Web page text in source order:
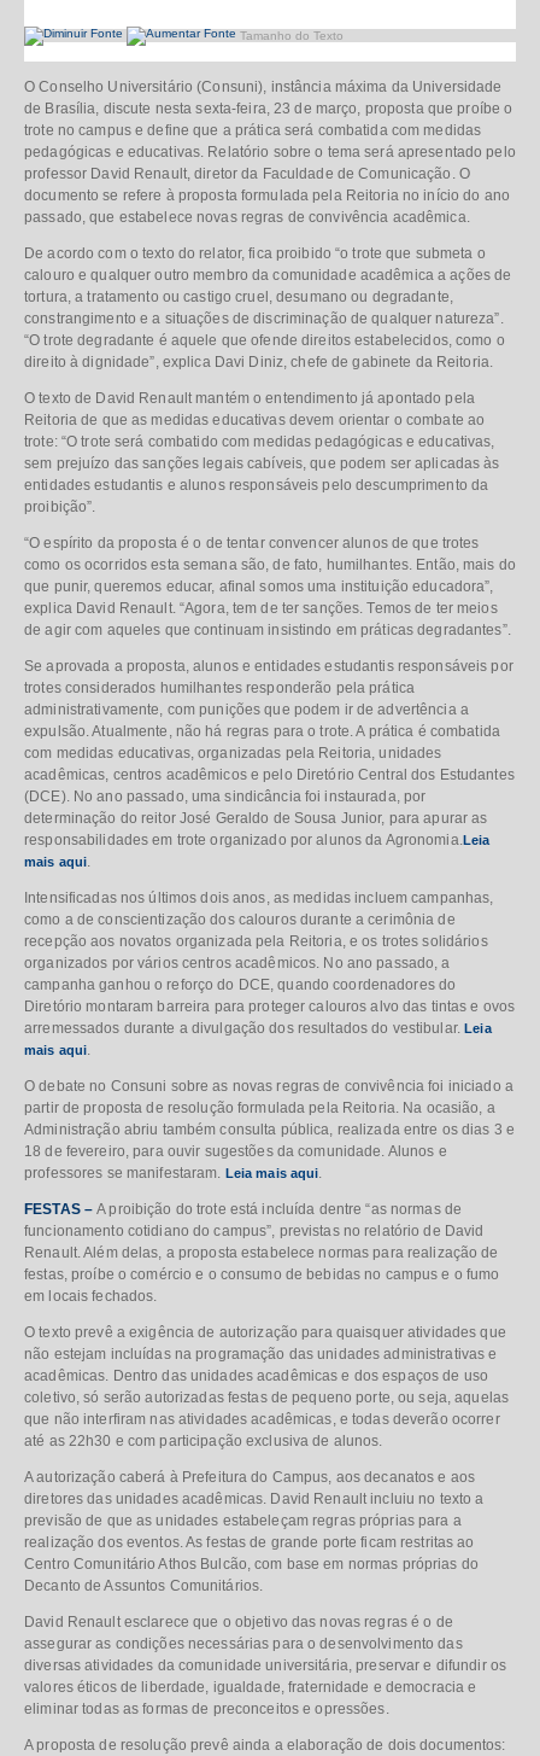
Tamanho do Texto
O Conselho Universitário (Consuni), instância máxima da Universidade
de Brasília, discute nesta sexta-feira, 23 de março, proposta que proíbe o
trote no campus e define que a prática será combatida com medidas
pedagógicas e educativas. Relatório sobre o tema será apresentado pelo
professor David Renault, diretor da Faculdade de Comunicação. O
documento se refere à proposta formulada pela Reitoria no início do ano
passado, que estabelece novas regras de convivência acadêmica.
De acordo com o texto do relator, fica proibido “o trote que submeta o
calouro e qualquer outro membro da comunidade acadêmica a ações de
tortura, a tratamento ou castigo cruel, desumano ou degradante,
constrangimento e a situações de discriminação de qualquer natureza”.
“O trote degradante é aquele que ofende direitos estabelecidos, como o
direito à dignidade”, explica Davi Diniz, chefe de gabinete da Reitoria.
O texto de David Renault mantém o entendimento já apontado pela
Reitoria de que as medidas educativas devem orientar o combate ao
trote: “O trote será combatido com medidas pedagógicas e educativas,
sem prejuízo das sanções legais cabíveis, que podem ser aplicadas às
entidades estudantis e alunos responsáveis pelo descumprimento da
proibição”.
“O espírito da proposta é o de tentar convencer alunos de que trotes
como os ocorridos esta semana são, de fato, humilhantes. Então, mais do
que punir, queremos educar, afinal somos uma instituição educadora”,
explica David Renault. “Agora, tem de ter sanções. Temos de ter meios
de agir com aqueles que continuam insistindo em práticas degradantes”.
Se aprovada a proposta, alunos e entidades estudantis responsáveis por
trotes considerados humilhantes responderão pela prática
administrativamente, com punições que podem ir de advertência a
expulsão. Atualmente, não há regras para o trote. A prática é combatida
com medidas educativas, organizadas pela Reitoria, unidades
acadêmicas, centros acadêmicos e pelo Diretório Central dos Estudantes
(DCE). No ano passado, uma sindicância foi instaurada, por
determinação do reitor José Geraldo de Sousa Junior, para apurar as
responsabilidades em trote organizado por alunos da Agronomia. Leia
mais aqui
Intensificadas nos últimos dois anos, as medidas incluem campanhas,
como a de conscientização dos calouros durante a cerimônia de
recepção aos novatos organizada pela Reitoria, e os trotes solidários
organizados por vários centros acadêmicos. No ano passado, a
campanha ganhou o reforço do DCE, quando coordenadores do
Diretório montaram barreira para proteger calouros alvo das tintas e ovos
arremessados durante a divulgação dos resultados do vestibular.Leia
mais aqui
O debate no Consuni sobre as novas regras de convivência foi iniciado a
partir de proposta de resolução formulada pela Reitoria. Na ocasião, a
Administração abriu também consulta pública, realizada entre os dias 3 e
18 de fevereiro, para ouvir sugestões da comunidade. Alunos e
professores se manifestaram. Leia mais aqui
FESTAS – A proibição do trote está incluída dentre “as normas de
funcionamento cotidiano do campus”, previstas no relatório de David
Renault. Além delas, a proposta estabelece normas para realização de
festas, proíbe o comércio e o consumo de bebidas no campus e o fumo
em locais fechados.
O texto prevê a exigência de autorização para quaisquer atividades que
não estejam incluídas na programação das unidades administrativas e
acadêmicas. Dentro das unidades acadêmicas e dos espaços de uso
coletivo, só serão autorizadas festas de pequeno porte, ou seja, aquelas
que não interfiram nas atividades acadêmicas, e todas deverão ocorrer
até as 22h30 e com participação exclusiva de alunos.
A autorização caberá à Prefeitura do Campus, aos decanatos e aos
diretores das unidades acadêmicas. David Renault incluiu no texto a
previsão de que as unidades estabeleçam regras próprias para a
realização dos eventos. As festas de grande porte ficam restritas ao
Centro Comunitário Athos Bulcão, com base em normas próprias do
Decanto de Assuntos Comunitários.
David Renault esclarece que o objetivo das novas regras é o de
assegurar as condições necessárias para o desenvolvimento das
diversas atividades da comunidade universitária, preservar e difundir os
valores éticos de liberdade, igualdade, fraternidade e democracia e
eliminar todas as formas de preconceitos e opressões.
A proposta de resolução prevê ainda a elaboração de dois documentos: